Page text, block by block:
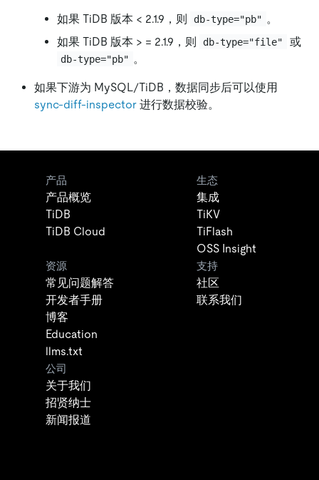
如果 TiDB 版本 < 2.1.9，则 db-type="pb" 。
如果 TiDB 版本 > = 2.1.9，则
db-type="file" 或
db-type="pb" 。
如果下游为 MySQL/TiDB，数据同步后可以使用
sync-diff-inspector 进行数据校验。
产品
产品概览
TiDB
TiDB Cloud
生态
集成
TiKV
TiFlash
OSS Insight
资源
常见问题解答
开发者手册
博客
Education
llms.txt
支持
社区
联系我们
公司
关于我们
招贤纳士
新闻报道